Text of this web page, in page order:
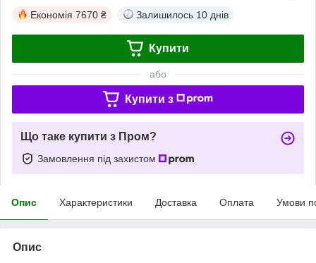
Економія 7670 ₴ Залишилось 10 днів
Купити
або
Купити з
Що таке купити з Пром?
Замовлення під захистом
Опис Характеристики Доставка Оплата Умови
Опис